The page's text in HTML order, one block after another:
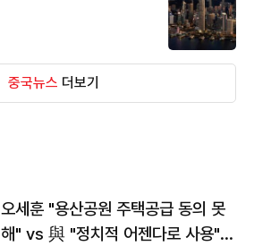
중국뉴스 더보기
오세훈 "용산공원 주택공급 동의 못
해" vs 與 "정치적 어젠다로 사용"